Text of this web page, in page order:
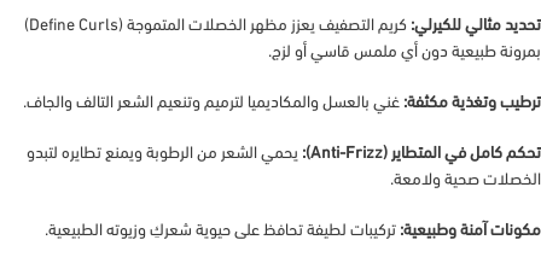
تحديد مثالي للكيرلي:
كريم التصفيف يعزز مظهر الخصلات المتموجة (Define Curls)
بمرونة طبيعية دون أي ملمس قاسي أو لزج.
ترطيب وتغذية مكثفة: غني بالعسل والمكاديميا لترميم وتنعيم الشعر التالف والجاف.
تحكم كامل في المتطاير (Anti-Frizz):
يحمي الشعر من الرطوبة ويمنع تطايره لتبدو
الخصلات صحية ولامعة.
مكونات آمنة وطبيعية: تركيبات لطيفة تحافظ على حيوية شعركِ وزيوته الطبيعية.